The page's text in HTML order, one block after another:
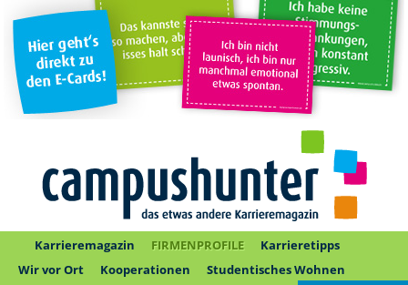
Karrieremagazin FIRMENPROFILE
Karrieretipps
Wir vor Ort
Kooperationen
Studentisches Wohnen